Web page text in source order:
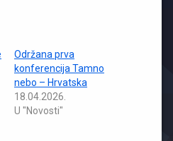
Održana prva
konferencija Tamno
nebo – Hrvatska
18.04.2026.
U "Novosti"